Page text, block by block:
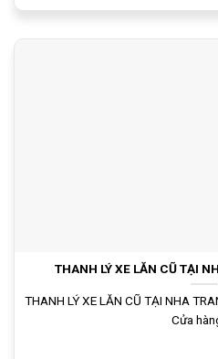
THANH LÝ XE LĂN CŨ TẠI
THANH LÝ XE LĂN CŨ TẠI NHA
Cửa